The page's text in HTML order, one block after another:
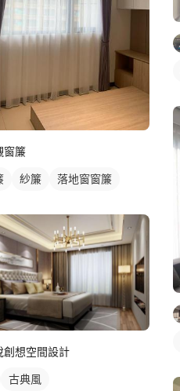
窗簾
紗簾 落地窗窗簾
創想空間設計
古典風